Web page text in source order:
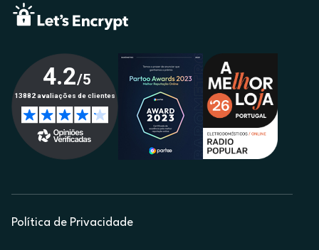
Política de Privacidade